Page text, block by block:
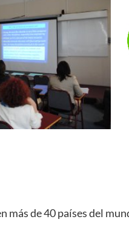
más de 40 países del